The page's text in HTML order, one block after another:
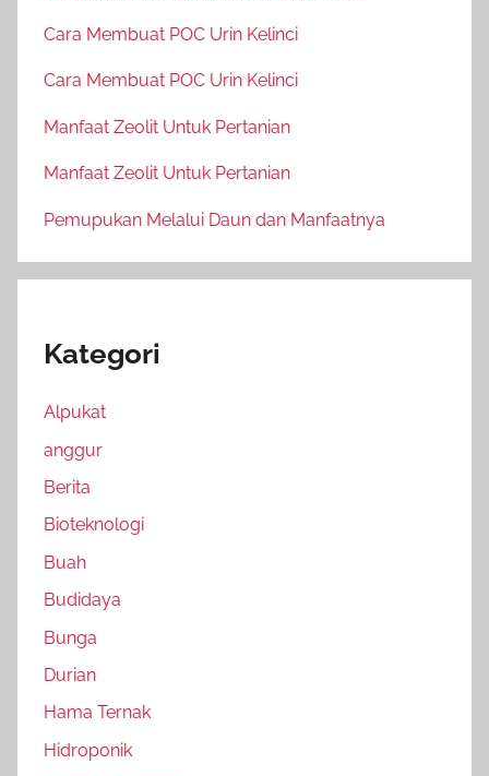
Cara Membuat POC Urin Kelinci
Cara Membuat POC Urin Kelinci
Manfaat Zeolit Untuk Pertanian
Manfaat Zeolit Untuk Pertanian
Pemupukan Melalui Daun dan Manfaatnya
Kategori
Alpukat
anggur
Berita
Bioteknologi
Buah
Budidaya
Bunga
Durian
Hama Ternak
Hidroponik